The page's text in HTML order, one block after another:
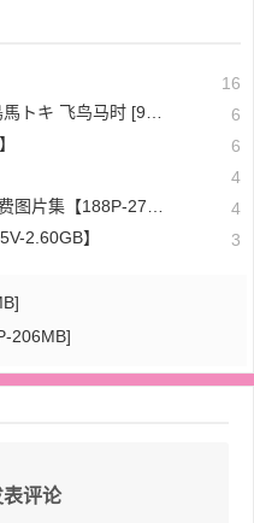
16
飞鸟马时 [91P-96MB] 6
6
4
集【188P-275MB】 4
2.60GB】 3
206MB]
评论